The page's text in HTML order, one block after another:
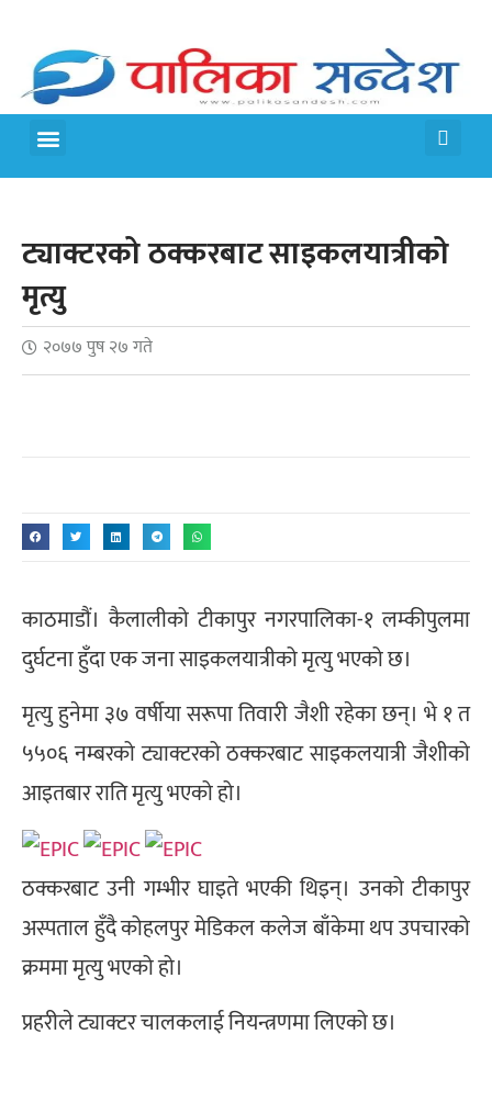
ट्याक्टरको ठक्करबाट साइकलयात्रीको
मृत्यु
२०७७ पुष २७ गते
काठमाडौं। कैलालीको टीकापुर नगरपालिका-१ लम्कीपुलमा
दुर्घटना हुँदा एक जना साइकलयात्रीको मृत्यु भएको छ।
मृत्यु हुनेमा ३७ वर्षीया सरूपा तिवारी जैशी रहेका छन्। भे १ त
५५०६ नम्बरको ट्याक्टरको ठक्करबाट साइकलयात्री जैशीको
आइतबार राति मृत्यु भएको हो।
ठक्करबाट उनी गम्भीर घाइते भएकी थिइन्। उनको टीकापुर
अस्पताल हुँदै कोहलपुर मेडिकल कलेज बाँकेमा थप उपचारको
क्रममा मृत्यु भएको हो।
प्रहरीले ट्याक्टर चालकलाई नियन्त्रणमा लिएको छ।